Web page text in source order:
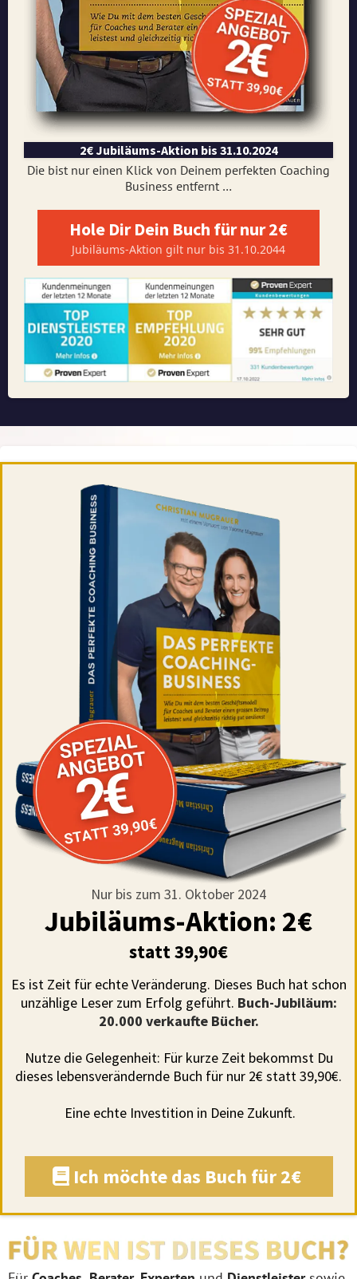
2€ Jubiläums-Aktion bis 31.10.2024
Die bist nur einen Klick von Deinem perfekten Coaching
Business entfernt …
Hole Dir Dein Buch für nur 2€
Jubiläums-Aktion gilt nur bis 31.10.2044
Nur bis zum 31. Oktober 2024
Jubiläums-Aktion: 2€
statt 39,90€
Es ist Zeit für echte Veränderung. Dieses Buch hat schon
unzählige Leser zum Erfolg geführt. Buch-Jubiläum:
20.000 verkaufte Bücher.
Nutze die Gelegenheit: Für kurze Zeit bekommst Du
dieses lebensverändernde Buch für nur 2€ statt 39,90€.
Eine echte Investition in Deine Zukunft.
Ich möchte das Buch für 2€